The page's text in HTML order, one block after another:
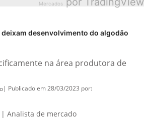
Mercados
desenvolvimento do algodão
na área produtora de
| Publicado em 28/03/2023 por:
Analista de mercado